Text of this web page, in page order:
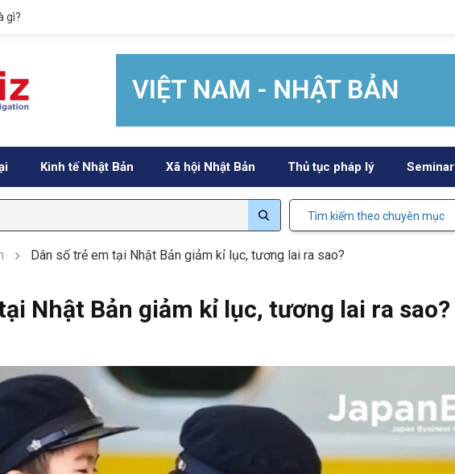
gì?
Kinh tế Nhật Bản Xã hội Nhật Bản Thủ tục pháp lý Seminar
Tìm kiếm theo chuyên mục
Dân số trẻ em tại Nhật Bản giảm kỉ lục, tương lai ra sao?
Nhật Bản giảm kỉ lục, tương lai ra sao?